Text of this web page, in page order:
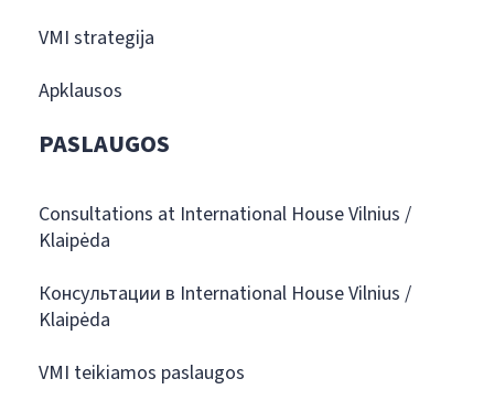
VMI strategija
Apklausos
PASLAUGOS
Consultations at International House Vilnius /
Klaipėda
Консультации в International House Vilnius /
Klaipėda
VMI teikiamos paslaugos